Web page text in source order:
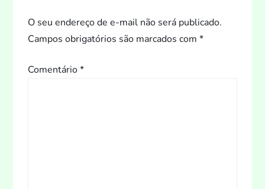
O seu endereço de e-mail não será publicado.
Campos obrigatórios são marcados com*
Comentário*